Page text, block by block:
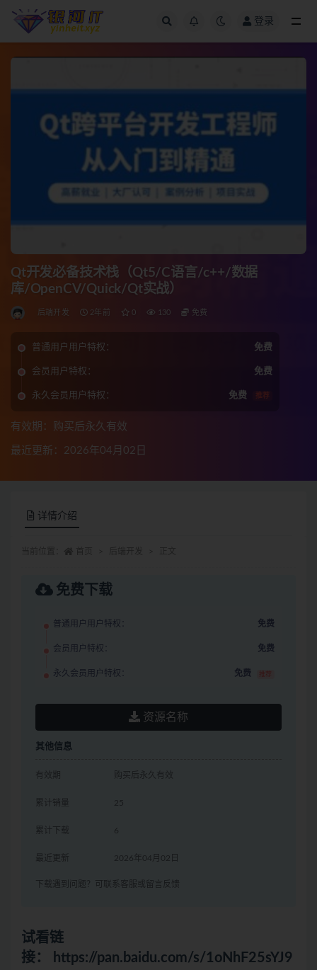
登录
Qt开发必备技术栈（Qt5/C语言/c++/数据
库/OpenCV/Quick/Qt实战）
后端开发 2年前 0 130 免费
普通用户用户特权： 免费
会员用户特权： 免费
永久会员用户特权： 免费 推荐
有效期：购买后永久有效
最近更新：2026年04月02日
详情介绍
免费下载
普通用户用户特权： 免费
会员用户特权： 免费
永久会员用户特权： 免费 推荐
资源名称
其他信息
有效期 购买后永久有效
累计销量 25
累计下载 6
最近更新 2026年04月02日
下载遇到问题？可联系客服或留言反馈
试看链
接：
https://pan.baidu.com/s/1oNhF25sYJ9